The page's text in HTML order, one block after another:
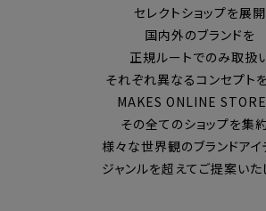
セレクトショップを展開
国内外のブランドを
正規ルートでのみ取扱
それぞれ異なるコンセプト
MAKES ONLINE
その全てのショップを集
様々な世界観のブランドアイ
ジャンルを超えてご提案いた